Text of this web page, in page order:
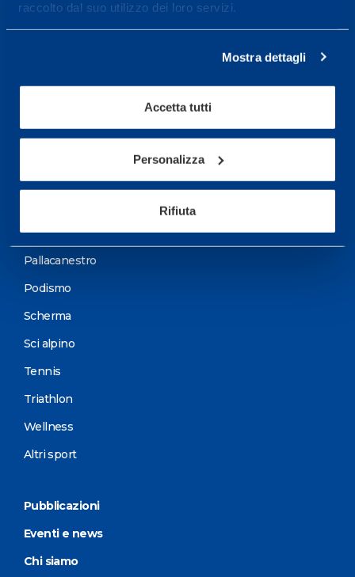
raccolto dal suo utilizzo dei loro servizi.
Mostra dettagli
Accetta tutti
Personalizza
Rifiuta
Servizi
Motorsports
Pallacanestro
Podismo
Scherma
Sci alpino
Tennis
Triathlon
Wellness
Altri sport
Pubblicazioni
Eventi e news
Chi siamo